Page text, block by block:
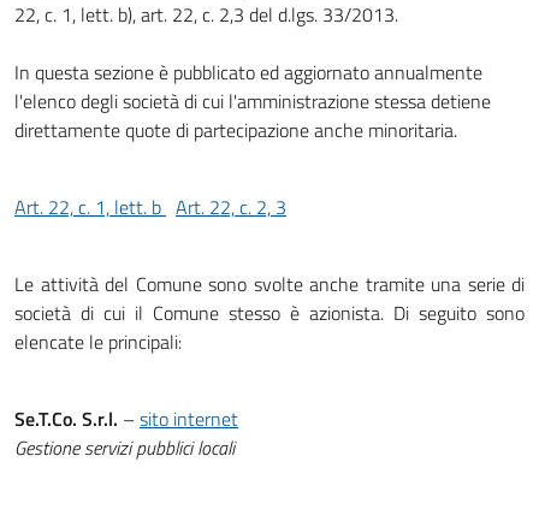
22, c. 1, lett. b), art. 22, c. 2,3 del d.lgs. 33/2013.
In questa sezione è pubblicato ed aggiornato annualmente
l'elenco degli società di cui l'amministrazione stessa detiene
direttamente quote di partecipazione anche minoritaria.
Art. 22, c. 1, lett. b Art. 22, c. 2, 3
Le attività del Comune sono svolte anche tramite una serie di
società di cui il Comune stesso è azionista. Di seguito sono
elencate le principali:
Se.T.Co. S.r.l. – sito internet
Gestione servizi pubblici locali